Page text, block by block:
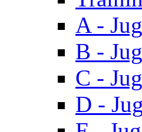
A -
B -
C -
D -